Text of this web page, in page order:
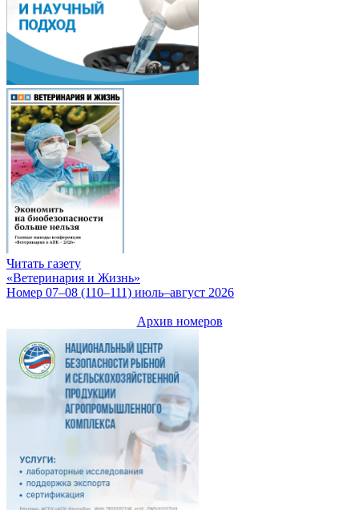
Читать газету
«Ветеринария и Жизнь»
Номер 07–08 (110–111) июль–август 2026
Архив номеров